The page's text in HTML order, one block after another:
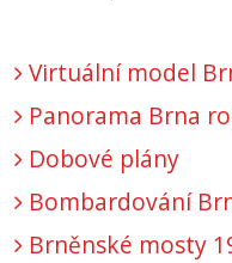
Virtuální model
Panorama Brna
Dobové plány
Bombardování
Brněnské mosty